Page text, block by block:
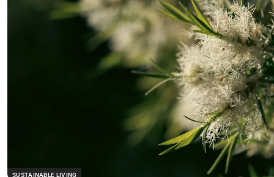
SUSTAINABLE LIVING